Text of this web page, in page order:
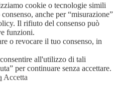
cookie o tecnologie simili
anche per “misurazione”
Il rifiuto del consenso può
funzioni.
o revocare il tuo consenso, in
all'utilizzo di tali
per continuare senza accettare.
Accetta